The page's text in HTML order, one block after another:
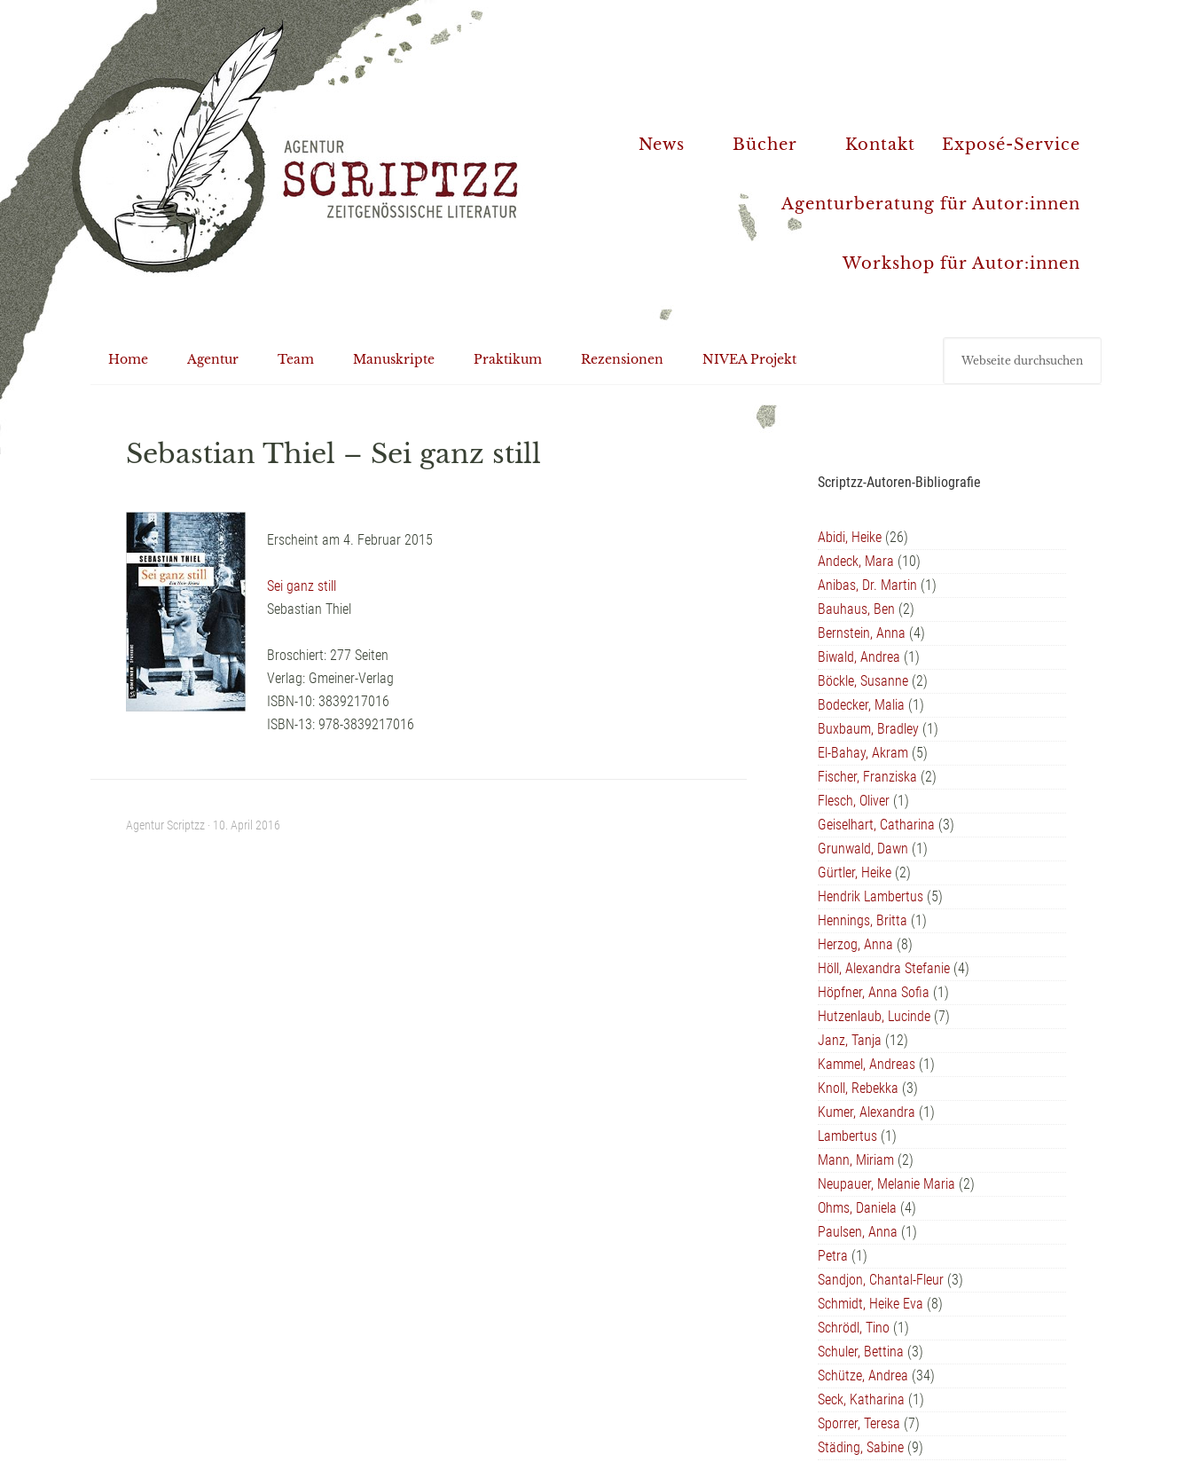
News Bücher Kontakt Exposé-Service
Agenturberatung für Autor:innen
Workshop für Autor:innen
Home Agentur Team Manuskripte Praktikum Rezensionen NIVEA Projekt
Sebastian Thiel – Sei ganz still
Erscheint am 4. Februar 2015
Sei ganz still
Sebastian Thiel
Broschiert: 277 Seiten
Verlag: Gmeiner-Verlag
ISBN-10: 3839217016
ISBN-13: 978-3839217016
Agentur Scriptzz · 10. April 2016
Scriptzz-Autoren-Bibliografie
Abidi, Heike (26)
Andeck, Mara (10)
Anibas, Dr. Martin (1)
Bauhaus, Ben (2)
Bernstein, Anna (4)
Biwald, Andrea (1)
Böckle, Susanne (2)
Bodecker, Malia (1)
Buxbaum, Bradley (1)
El-Bahay, Akram (5)
Fischer, Franziska (2)
Flesch, Oliver (1)
Geiselhart, Catharina (3)
Grunwald, Dawn (1)
Gürtler, Heike (2)
Hendrik Lambertus (5)
Hennings, Britta (1)
Herzog, Anna (8)
Höll, Alexandra Stefanie (4)
Höpfner, Anna Sofia (1)
Hutzenlaub, Lucinde (7)
Janz, Tanja (12)
Kammel, Andreas (1)
Knoll, Rebekka (3)
Kumer, Alexandra (1)
Lambertus (1)
Mann, Miriam (2)
Neupauer, Melanie Maria (2)
Ohms, Daniela (4)
Paulsen, Anna (1)
Petra (1)
Sandjon, Chantal-Fleur (3)
Schmidt, Heike Eva (8)
Schrödl, Tino (1)
Schuler, Bettina (3)
Schütze, Andrea (34)
Seck, Katharina (1)
Sporrer, Teresa (7)
Städing, Sabine (9)